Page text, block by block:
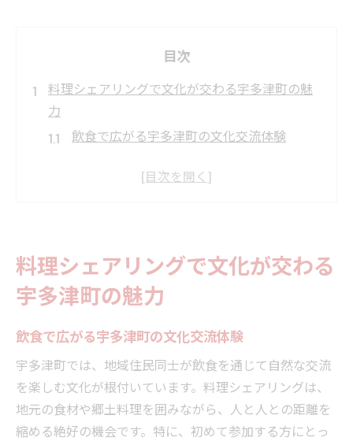
目次
料理シェアリングで文化が交わる宇多津町の魅
力
飲食で広がる宇多津町の文化交流体験
飲食を通じて地域文化の魅力を再発見
がり
宇多津町浜の読み方を知って飲食交流を深める
宇多津町浜の読み方で交流の幅が広がる理
由
飲食交流に役立つ宇多津町浜の正しい読み
方
料理シェアリング時の地名確認の重要性
難読地名を学び飲食の場をもっと楽しく
料理シェアリングで文化が交わる
宇多津町の魅力
飲食で広がる宇多津町の文化交流体験
宇多津町では、地域住民同士が飲食を通じて自然な交流
を楽しむ文化が根付いています。料理シェアリングは、
地元の食材や郷土料理を囲みながら、人と人との距離を
縮める絶好の機会です。特に、初めて参加する方にとっ